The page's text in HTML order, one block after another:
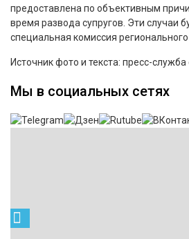
предоставлена по объективным
время развода супругов. Эти случаи
специальная комиссия
Источник фото и текста: пресс-служба
Мы в социальных сетях